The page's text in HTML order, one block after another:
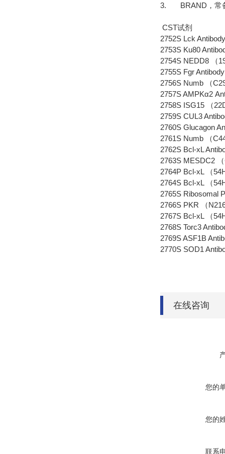
3. BRAND，常
CST试剂
2752S Lck
2753S Ku80
2754S NEDD8 （
2755S Fgr
2756S Numb （
2757S AMPKα2
2758S ISG15 （
2759S CUL3
2760S Glucagon
2761S Numb （
2762S Bcl-xL
2763S MESDC2
2764P Bcl-xL （
2764S Bcl-xL （
2765S Ribosomal
2766S PKR （
2767S Bcl-xL （
2768S Torc3
2769S ASF1B
2770S SOD1
在线咨询
您的
您的
联系